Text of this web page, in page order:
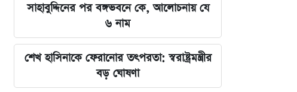
সাহাবুদ্দিনের পর বঙ্গভবনে কে, আলোচনায় যে
৬ নাম
শেখ হাসিনাকে ফেরানোর তৎপরতা: স্বরাষ্ট্রমন্ত্রীর
বড় ঘোষণা